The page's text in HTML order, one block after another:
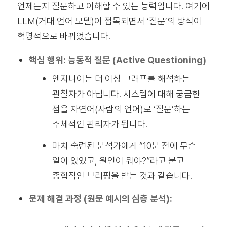
언제든지 질문하고 이해할 수 있는 능력입니다. 여기에
LLM(거대 언어 모델)이 접목되면서 ‘질문’의 방식이
혁명적으로 바뀌었습니다.
핵심 행위: 능동적 질문 (Active Questioning)
엔지니어는 더 이상 그래프를 해석하는
관찰자가 아닙니다. 시스템에 대해 궁금한
점을 자연어(사람의 언어)로 ‘질문’하는
주체적인 관리자가 됩니다.
마치 숙련된 분석가에게 “10분 전에 무슨
일이 있었고, 원인이 뭐야?”라고 묻고
종합적인 브리핑을 받는 것과 같습니다.
문제 해결 과정 (원문 예시의 심층 분석):